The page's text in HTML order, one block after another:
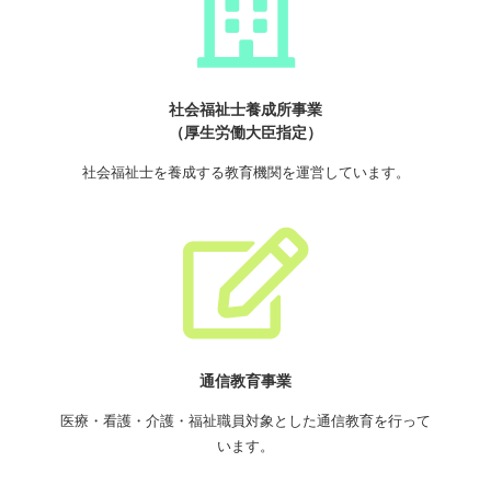
社会福祉士養成所事業
（厚生労働大臣指定）
社会福祉士を養成する教育機関を運営しています。
通信教育事業
医療・看護・介護・福祉職員対象とした通信教育を行って
います。